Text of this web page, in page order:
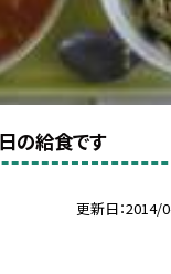
日の給食です
更新日 2014/